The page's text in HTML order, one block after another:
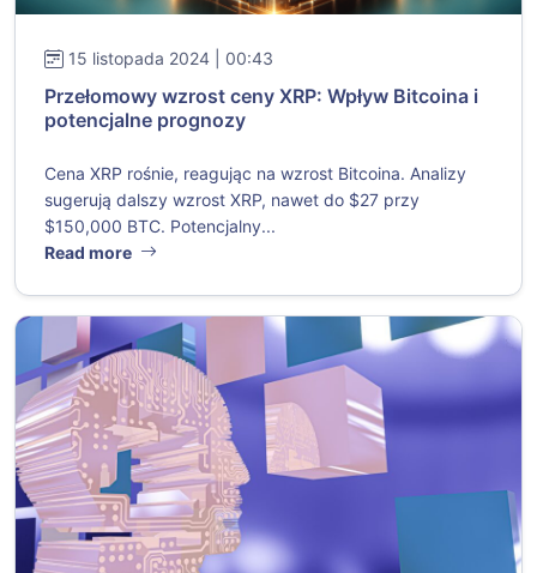
15 listopada 2024 | 00:43
Przełomowy wzrost ceny XRP: Wpływ Bitcoina i
potencjalne prognozy
Cena XRP rośnie, reagując na wzrost Bitcoina. Analizy
sugerują dalszy wzrost XRP, nawet do $27 przy
$150,000 BTC. Potencjalny...
Read more